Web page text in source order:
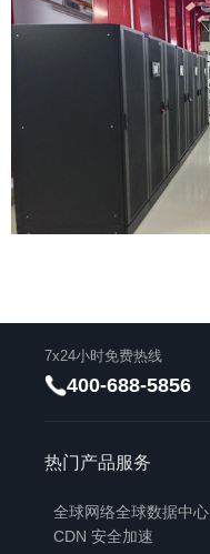
7x24小时免费热线
400-688-5856
热门产品服务
全球网络全球数据中心
CDN 安全加速